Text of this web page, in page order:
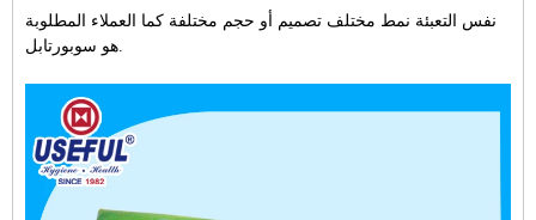
نفس التعبئة نمط مختلف تصميم أو حجم مختلفة كما العملاء المطلوبة
هو سوبورتابل.